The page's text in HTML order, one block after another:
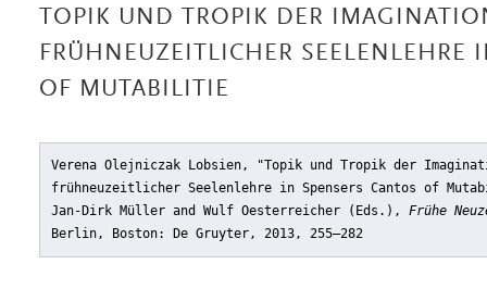
TOPIK UND TROPIK DER
FRÜHNEUZEITLICHER SEELENLEHRE
OF MUTABILITIE
Verena Olejniczak Lobsien, "Topik und Tropik der
frühneuzeitlicher Seelenlehre in Spensers Cantos of
Jan-Dirk Müller and Wulf Oesterreicher (Eds.), Frühe
Berlin, Boston: De Gruyter, 2013, 255–282